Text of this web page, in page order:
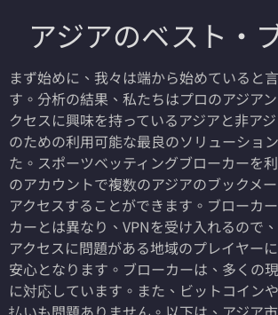
アジアのベスト・
まず始めに、我々は端から始めていると
す。分析の結果、私たちはプロのアジア
クセスに興味を持っているアジアと非ア
のための利用可能な最良のソリューショ
た。スポーツベッティングブローカーを
のアカウントで複数のアジアのブックメ
アクセスすることができます。ブローカ
カーとは異なり、VPNを受け入れるので
アクセスに問題がある地域のプレイヤー
安心となります。ブローカーは、多くの
に対応しています。また、ビットコイン